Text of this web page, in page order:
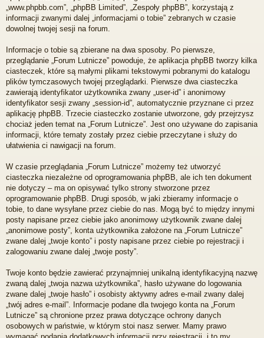
„www.phpbb.com”, „phpBB Limited”, „Zespoły phpBB”, korzystają z
informacji zwanymi dalej „informacjami o tobie” zebranych w czasie
dowolnej twojej sesji na forum.
Informacje o tobie są zbierane na dwa sposoby. Po pierwsze,
przeglądanie „Forum Lutnicze” powoduje, że aplikacja phpBB tworzy kilka
ciasteczek, które są małymi plikami tekstowymi pobranymi do katalogu
plików tymczasowych twojej przeglądarki. Pierwsze dwa ciasteczka
zawierają identyfikator użytkownika zwany „user-id” i anonimowy
identyfikator sesji zwany „session-id”, automatycznie przyznane ci przez
aplikację phpBB. Trzecie ciasteczko zostanie utworzone, gdy przejrzysz
chociaż jeden temat na „Forum Lutnicze”. Jest ono używane do zapisania
informacji, które tematy zostały przez ciebie przeczytane i służy do
ułatwienia ci nawigacji na forum.
W czasie przeglądania „Forum Lutnicze” możemy też utworzyć
ciasteczka niezależne od oprogramowania phpBB, ale ich ten dokument
nie dotyczy – ma on opisywać tylko strony stworzone przez
oprogramowanie phpBB. Drugi sposób, w jaki zbieramy informacje o
tobie, to dane wysyłane przez ciebie do nas. Mogą być to między innymi
posty napisane przez ciebie jako anonimowy użytkownik zwane dalej
„anonimowe posty”, konta użytkownika założone na „Forum Lutnicze”
zwane dalej „twoje konto” i posty napisane przez ciebie po rejestracji i
zalogowaniu zwane dalej „twoje posty”.
Twoje konto będzie zawierać przynajmniej unikalną identyfikacyjną nazwę
zwaną dalej „twoja nazwa użytkownika”, hasło używane do logowania
zwane dalej „twoje hasło” i osobisty aktywny adres e-mail zwany dalej
„twój adres e-mail”. Informacje podane dla twojego konta na „Forum
Lutnicze” są chronione przez prawa dotyczące ochrony danych
osobowych w państwie, w którym stoi nasz serwer. Mamy prawo